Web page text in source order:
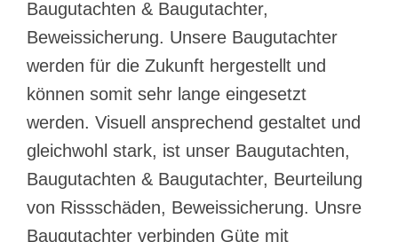
Baugutachten & Baugutachter,
Beweissicherung. Unsere Baugutachter
werden für die Zukunft hergestellt und
können somit sehr lange eingesetzt
werden. Visuell ansprechend gestaltet und
gleichwohl stark, ist unser Baugutachten,
Baugutachten & Baugutachter, Beurteilung
von Rissschäden, Beweissicherung. Unsre
Baugutachter verbinden Güte mit